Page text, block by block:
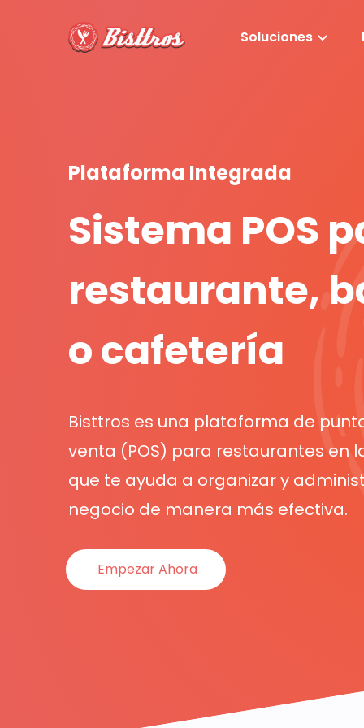
Soluciones
Plataforma Integrada
Sistema POS
restaurante,
o cafetería
Bisttros es una plataforma de
venta (POS) para restaurantes en
que te ayuda a organizar y
negocio de manera más efectiva.
Empezar Ahora